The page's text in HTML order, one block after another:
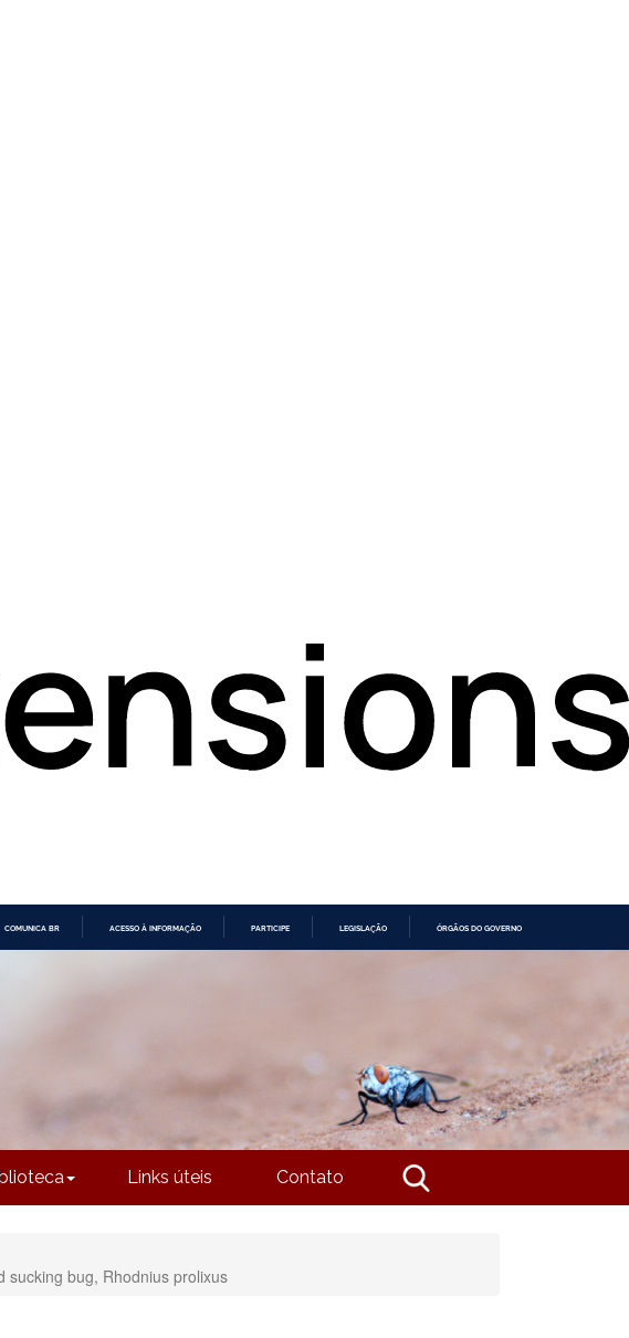
COMUNICA BR ACESSO À INFORMAÇÃO PARTICIPE LEGISLAÇÃO ÓRGÃOS DO GOVERNO
Links úteis Contato
sucking bug, Rhodnius prolixus